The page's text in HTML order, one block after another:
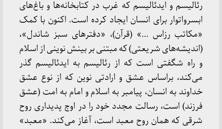
رئالیسم و ایدئالیسم که غرب در کتابخانه‌ها و باغ‌های
ابسرواتوار برای انسان ایجاد کرده است. اکنون با کمک
«مکاتب رزاس …» (قرآن)، «دفترهای سبز شاندل»،
(اندیشه‌های شریعتی) که مبتنی بر بینش نوینی از اسلام
و راه شگفتی است که از رئالیسم به ایدئالیسم گذر
می‌کند، براساس عشق و ارادتی نوین که از نوع عشق
خداوند به انسان، پیامبر به اسلام و امام به امت (عشق
فرزند) است، رسالت مجدد خود را در اوج پدیداری روح
شرقی که همان روح معبد است، آغاز می‌کند. «معبد»